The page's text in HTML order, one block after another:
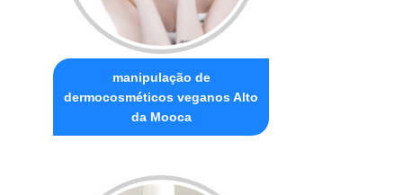
manipulação de
dermocosméticos veganos Alto
da Mooca